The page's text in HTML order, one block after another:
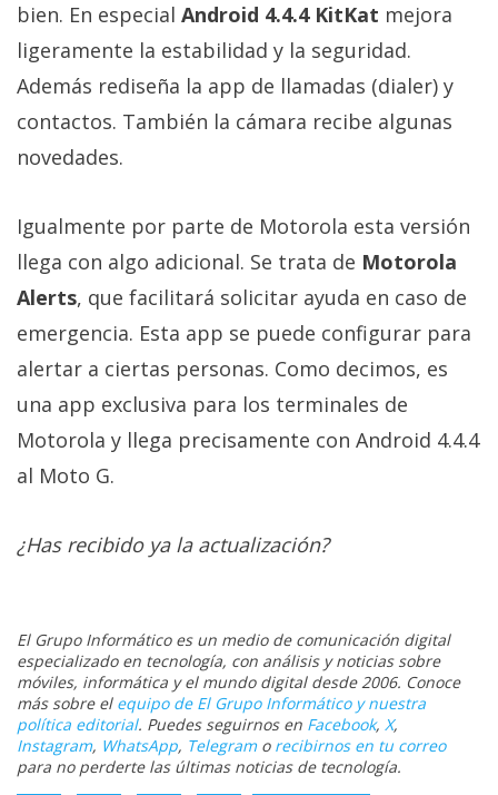
El medio de
comunicación
digital donde
todas las
noticias sobre
tecnología,
apps,
informática,
videojuegos,
comparativas,
tutoriales.
El Grupo
Informático
(CC) 2006-
2026.Algunos
derechos
reservados .
bien. En especial Android 4.4.4 KitKat mejora
ligeramente la estabilidad y la seguridad.
Además rediseña la app de llamadas (dialer) y
contactos. También la cámara recibe algunas
novedades.
Igualmente por parte de Motorola esta versión
llega con algo adicional. Se trata de Motorola
Alerts, que facilitará solicitar ayuda en caso de
emergencia. Esta app se puede configurar para
alertar a ciertas personas. Como decimos, es
una app exclusiva para los terminales de
Motorola y llega precisamente con Android 4.4.4
al Moto G.
¿Has recibido ya la actualización?
El Grupo Informático es un medio de comunicación digital
especializado en tecnología, con análisis y noticias sobre
móviles, informática y el mundo digital desde 2006. Conoce
más sobre el equipo de El Grupo Informático y nuestra
política editorial. Puedes seguirnos en Facebook, X,
Instagram, WhatsApp, Telegramo recibirnos en tu correo
para no perderte las últimas noticias de tecnología.